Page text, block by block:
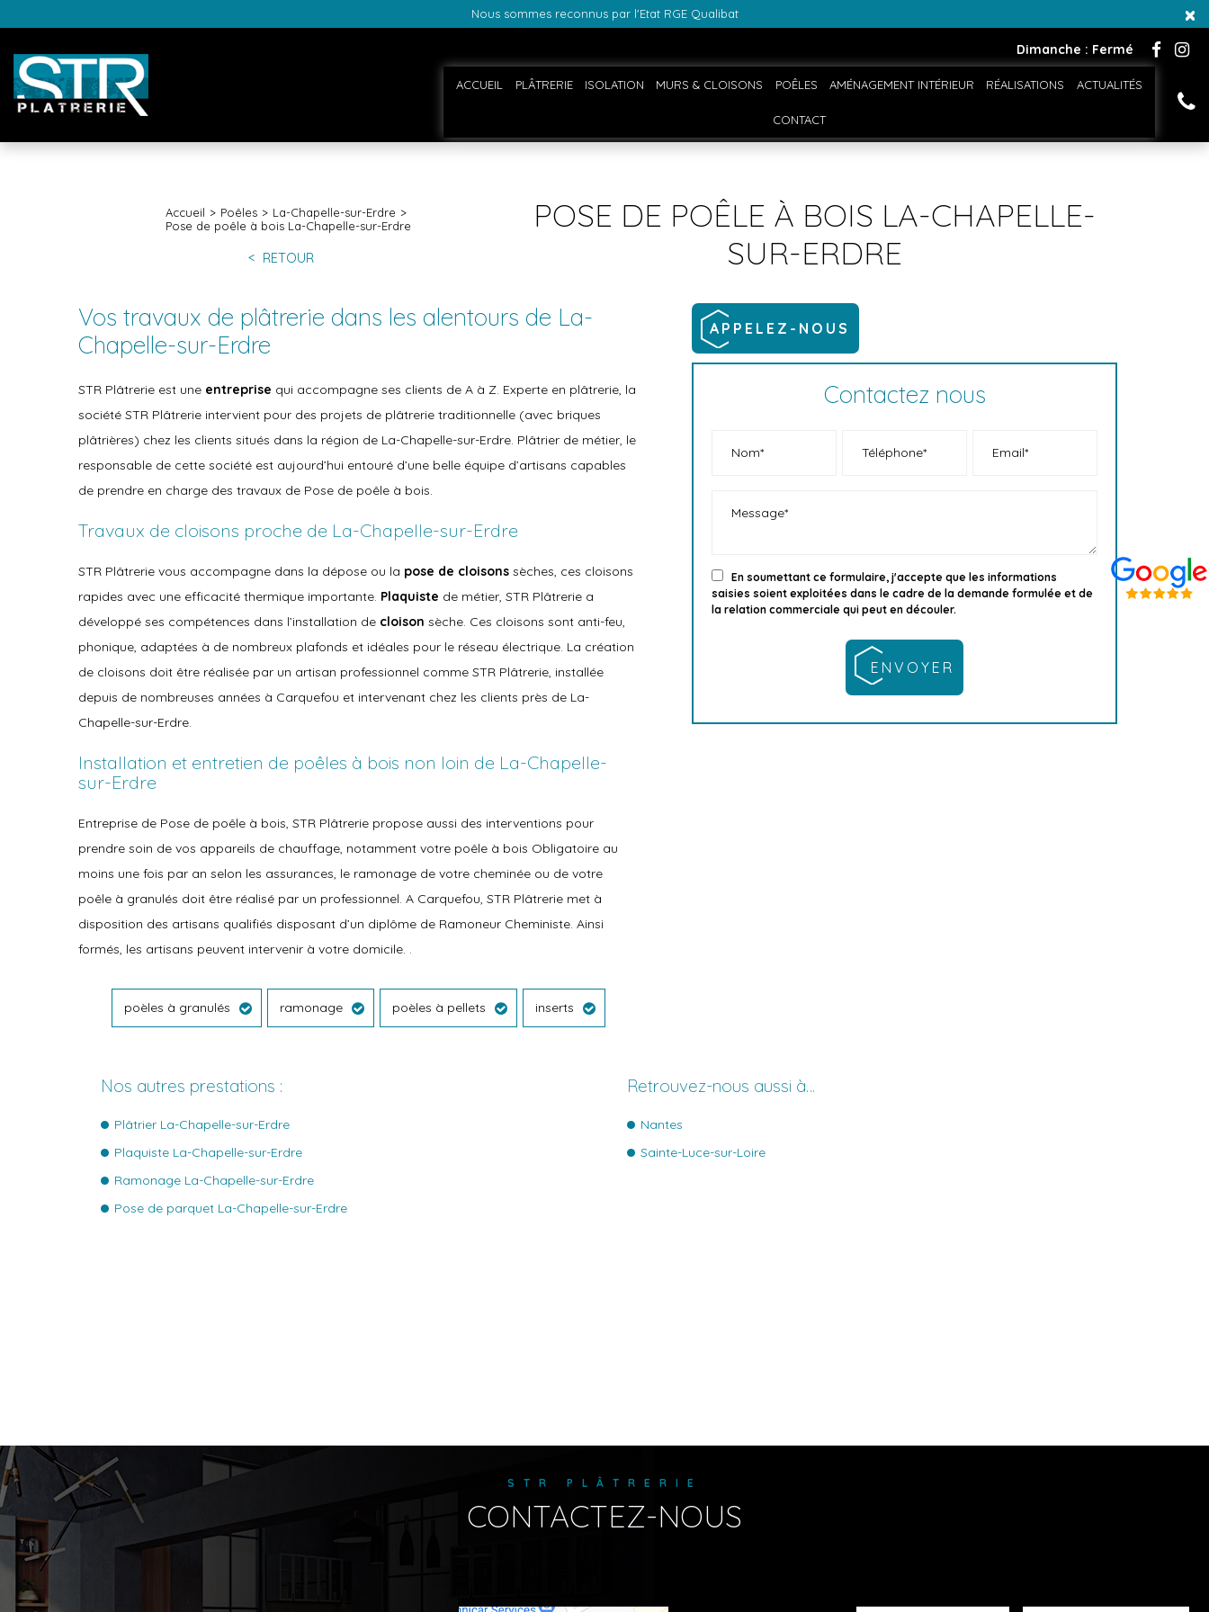
Nous sommes reconnus par l'Etat RGE Qualibat ×
Dimanche : Fermé
ACCUEIL PLÂTRERIE ISOLATION MURS & CLOISONS POÊLES AMÉNAGEMENT INTÉRIEUR RÉALISATIONS ACTUALITÉS
CONTACT
Accueil Poêles
La-Chapelle-sur-Erdre
Pose de poêle à bois La-Chapelle-sur-Erdre
RETOUR
POSE DE POÊLE À BOIS LA-CHAPELLE-
SUR-ERDRE
Vos travaux de plâtrerie dans les alentours de La-
Chapelle-sur-Erdre
STR Plâtrerie est une entreprise qui accompagne ses clients de A à Z. Experte en plâtrerie, la
société STR Plâtrerie intervient pour des projets de plâtrerie traditionnelle (avec briques
plâtrières) chez les clients situés dans la région de La-Chapelle-sur-Erdre. Plâtrier de métier, le
responsable de cette société est aujourd’hui entouré d’une belle équipe d’artisans capables
de prendre en charge des travaux de Pose de poêle à bois.
Travaux de cloisons proche de La-Chapelle-sur-Erdre
STR Plâtrerie vous accompagne dans la dépose ou la pose de cloisons sèches, ces cloisons
rapides avec une efficacité thermique importante. Plaquiste de métier, STR Plâtrerie a
développé ses compétences dans l’installation de cloison sèche. Ces cloisons sont anti-feu,
phonique, adaptées à de nombreux plafonds et idéales pour le réseau électrique. La création
de cloisons doit être réalisée par un artisan professionnel comme STR Plâtrerie, installée
depuis de nombreuses années à Carquefou et intervenant chez les clients près de La-
Chapelle-sur-Erdre.
Installation et entretien de poêles à bois non loin de La-Chapelle-
sur-Erdre
Entreprise de Pose de poêle à bois, STR Plâtrerie propose aussi des interventions pour
prendre soin de vos appareils de chauffage, notamment votre poêle à bois Obligatoire au
moins une fois par an selon les assurances, le ramonage de votre cheminée ou de votre
poêle à granulés doit être réalisé par un professionnel. A Carquefou, STR Plâtrerie met à
disposition des artisans qualifiés disposant d’un diplôme de Ramoneur Cheministe. Ainsi
formés, les artisans peuvent intervenir à votre domicile. .
poèles à granulés ramonage poèles à pellets inserts
APPELEZ-NOUS
Contactez nous
En soumettant ce formulaire, j'accepte que les informations
saisies soient exploitées dans le cadre de la demande formulée et de
la relation commerciale qui peut en découler.
Nos autres prestations :
Plâtrier La-Chapelle-sur-Erdre
Plaquiste La-Chapelle-sur-Erdre
Ramonage La-Chapelle-sur-Erdre
Pose de parquet La-Chapelle-sur-Erdre
Retrouvez-nous aussi à…
Nantes
Sainte-Luce-sur-Loire
STR PLÂTRERIE
CONTACTEZ-NOUS